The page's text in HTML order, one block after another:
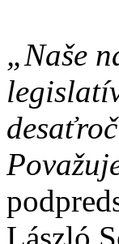
„Naše
László